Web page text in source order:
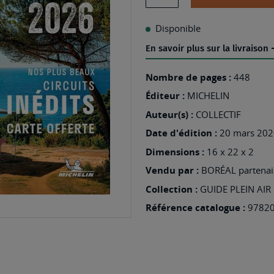
Disponible
En savoir plus sur la livraison
Nombre de pages : 448
Éditeur : MICHELIN
Auteur(s) : COLLECTIF
Date d'édition : 20 mars
Dimensions : 16 x 22 x 2
Vendu par : BORÉAL
Collection : GUIDE PLEIN AIR
Référence catalogue :